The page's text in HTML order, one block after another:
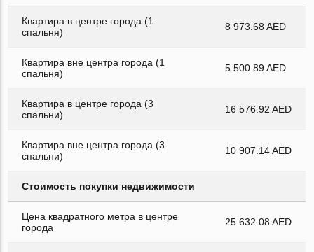
Квартира в центре города (1
спальня)
8 973.68 AED
Квартира вне центра города (1
спальня)
5 500.89 AED
Квартира в центре города (3
спальни)
16 576.92 AED
Квартира вне центра города (3
спальни)
10 907.14 AED
Стоимость покупки недвижимости
Цена квадратного метра в центре
города
25 632.08 AED